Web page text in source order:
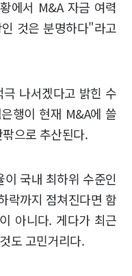
에서 M&A 자금 여력
것은 분명하다"라고
나서겠다고 밝힌 수
행이 현재 M&A에 쓸
으로 추산된다.
국내 최하위 수준인
락까지 점쳐진다면 함
아니다. 게다가 최근
도 고민거리다.